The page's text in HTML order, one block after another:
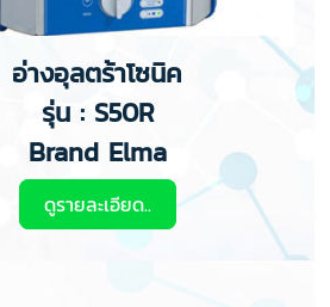
อ่างอุลตร้าโซนิค
รุ่น : S50R
Brand Elma
ดูรายละเอียด..